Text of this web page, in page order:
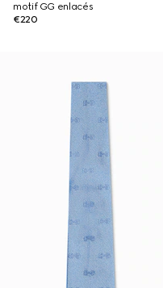
motif GG enlacés
€220